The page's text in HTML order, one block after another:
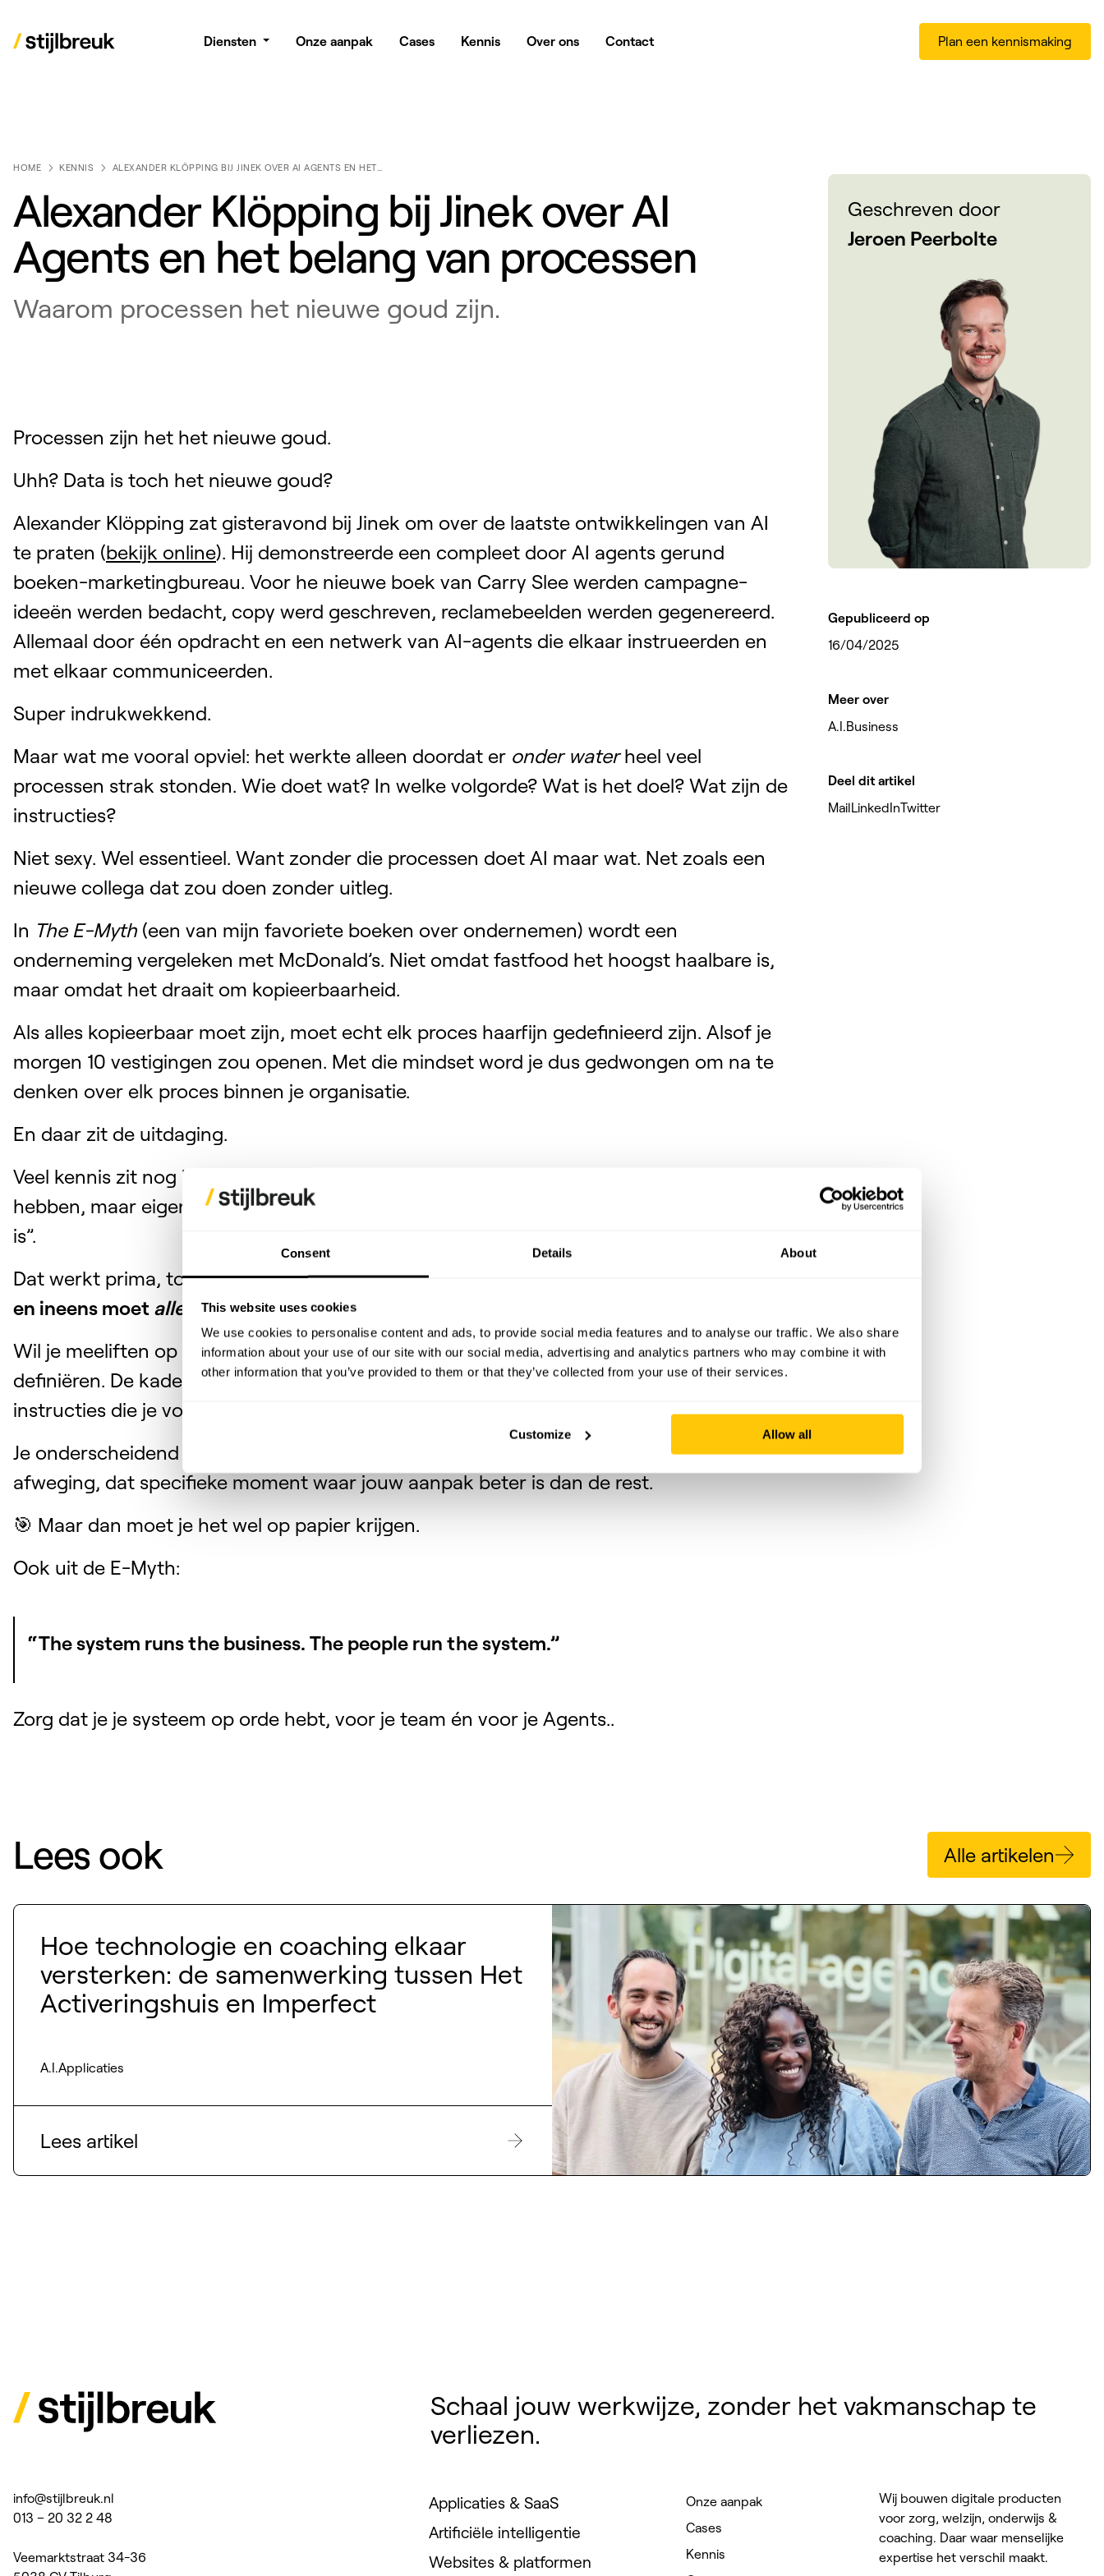
Consent Details About
This website uses cookies
We use cookies to personalise content and ads, to provide social media features and to analyse our traffic. We also share
information about your use of our site with our social media, advertising and analytics partners who may combine it with
other information that you’ve provided to them or that they’ve collected from your use of their services.
Customize Allow all
Diensten Onze aanpak Cases Kennis Over ons Contact Plan een kennismaking
HOME KENNIS ALEXANDER KLÖPPING BIJ JINEK OVER AI AGENTS EN HET BELANG VAN PROCESSEN
Alexander Klöpping bij Jinek over AI
Agents en het belang van processen
Waarom processen het nieuwe goud zijn.
Processen zijn het het nieuwe goud.
Uhh? Data is toch het nieuwe goud?
Alexander Klöpping zat gisteravond bij Jinek om over de laatste ontwikkelingen van AI
te praten (bekijk online). Hij demonstreerde een compleet door AI agents gerund
boeken-marketingbureau. Voor he nieuwe boek van Carry Slee werden campagne-
ideeën werden bedacht, copy werd geschreven, reclamebeelden werden gegenereerd.
Allemaal door één opdracht en een netwerk van AI-agents die elkaar instrueerden en
met elkaar communiceerden.
Super indrukwekkend.
Maar wat me vooral opviel: het werkte alleen doordat er onder waterheel veel
processen strak stonden. Wie doet wat? In welke volgorde? Wat is het doel? Wat zijn de
instructies?
Niet sexy. Wel essentieel. Want zonder die processen doet AI maar wat. Net zoals een
nieuwe collega dat zou doen zonder uitleg.
In The E-Myth (een van mijn favoriete boeken over ondernemen) wordt een
onderneming vergeleken met McDonald’s. Niet omdat fastfood het hoogst haalbare is,
maar omdat het draait om kopieerbaarheid.
Als alles kopieerbaar moet zijn, moet echt elk proces haarfijn gedefinieerd zijn. Alsof je
morgen 10 vestigingen zou openen. Met die mindset word je dus gedwongen om na te
denken over elk proces binnen je organisatie.
En daar zit de uitdaging.
Veel kennis zit nog in hoofden. In ervaring. In buikgevoel. We denken dat we een proces
hebben, maar eigenlijk is het: “ja dat doen we altijd zo, ik leg het wel ff uit als het zover
is”.
Dat werkt prima, tot iemand ziek is. Of vertrekt. Of je wil opschalen.
en ineens moet alles
expliciet zijn.
Wil je meeliften op de komst van AI-agents? Dan zul je eerst je processen moeten
definiëren. De kaders, de stappen en het doel helder moeten hebben. Dit zijn de
instructies die je voert aan een AI-agent (de prompts).
Je onderscheidend vermogen zit in wat
anders doet. Die extra nuance, die ene
afweging, dat specifieke moment waar jouw aanpak beter is dan de rest.
🎯 Maar dan moet je het wel op papier krijgen.
Ook uit de E-Myth:
“The system runs the business. The people run the system.”
Zorg dat je je systeem op orde hebt, voor je team én voor je Agents..
Geschreven door
Jeroen Peerbolte
Gepubliceerd op
16/04/2025
Meer over
A.I.Business
Deel dit artikel
MailLinkedInTwitter
Lees ook Alle artikelen
Hoe technologie en coaching elkaar
versterken: de samenwerking tussen Het
Activeringshuis en Imperfect
A.I.Applicaties
Lees artikel
Schaal jouw werkwijze, zonder het vakmanschap te
verliezen.
info@stijlbreuk.nl
013 – 20 32 2 48
Veemarktstraat 34-36
Applicaties & SaaS
Artificiële intelligentie
Websites & platformen
Onze aanpak
Cases
Kennis
Wij bouwen digitale producten
voor zorg, welzijn, onderwijs &
coaching. Daar waar menselijke
expertise het verschil maakt.